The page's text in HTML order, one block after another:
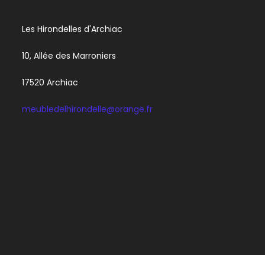
Les Hirondelles d'Archiac
10, Allée des Marroniers
17520 Archiac
meubledelhirondelle@orange.fr